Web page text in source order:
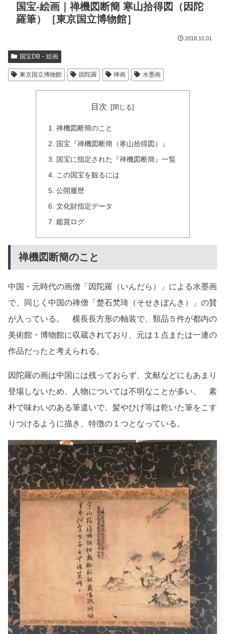
国宝-絵画｜禅機図断簡 寒山拾得図（因陀
羅筆）［東京国立博物館］
2018.10.01
国宝DB－絵画
東京国立博物館 因陀羅 禅画 水墨画
目次
禅機図断簡のこと
国宝『禅機図断簡（寒山拾得図）』
国宝に指定された『禅機図断簡』一覧
この国宝を観るには
公開履歴
文化財指定データ
鑑賞ログ
禅機図断簡のこと
中国・元時代の画僧「因陀羅（いんだら）」による水墨画
で、同じく中国の禅僧「楚石梵琦（そせきぼんき）」の賛
が入っている。 横長長方形の軸装で、類品５件が都内の
美術館・博物館に収蔵されており、元は１点または一連の
作品だったと考えられる。
因陀羅の画は中国には残っておらず、文献などにもあまり
登場しないため、人物については不明なことが多い。 素
朴で味わいのある筆遣いで、髪やひげ等は乾いた筆をこす
りつけるように描き、特徴の１つとなっている。